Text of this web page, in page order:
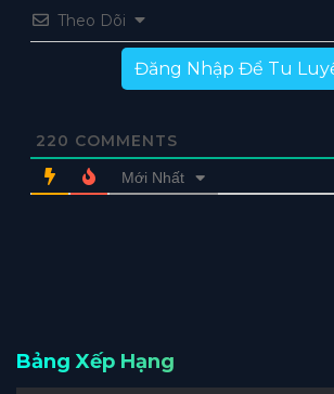
Theo Dõi
Đăng Nhập Để Tu
220 COMMENTS
Mới Nhất
Bảng Xếp Hạng